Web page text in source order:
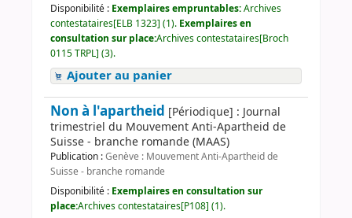
Disponibilité : Exemplaires empruntables:Archives
contestataires[ELB 1323] (1). Exemplaires en
consultation sur place:Archives contestataires[Broch
0115 TRPL] (3).
Ajouter au panier
Non à l'apartheid [Périodique] : Journal
trimestriel du Mouvement Anti-Apartheid de
Suisse - branche romande (MAAS)
Publication :Genève : Mouvement Anti-Apartheid de
Suisse - branche romande
Disponibilité : Exemplaires en consultation sur
place:Archives contestataires[P108] (1).